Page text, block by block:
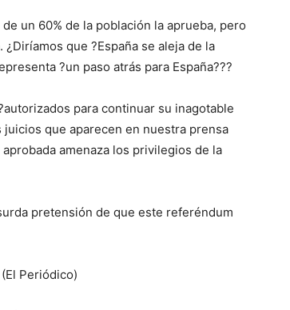
un 60% de la población la aprueba, pero
que ?España se aleja de la
?un paso atrás para España???
para continuar su inagotable
que aparecen en nuestra prensa
amenaza los privilegios de la
pretensión de que este referéndum
Periódico)